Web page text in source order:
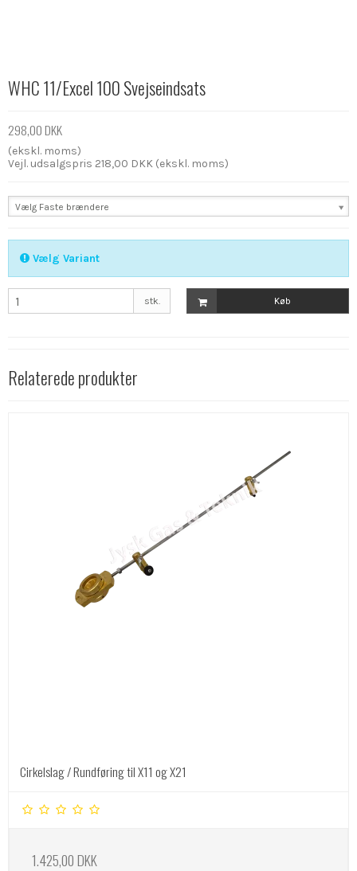
WHC 11/Excel 100 Svejseindsats
298,00 DKK
(ekskl. moms)
Vejl. udsalgspris 218,00 DKK (ekskl. moms)
Vælg Faste brændere
Vælg Variant
stk. Køb
Relaterede produkter
Cirkelslag / Rundføring til X11 og X21
1.425,00 DKK